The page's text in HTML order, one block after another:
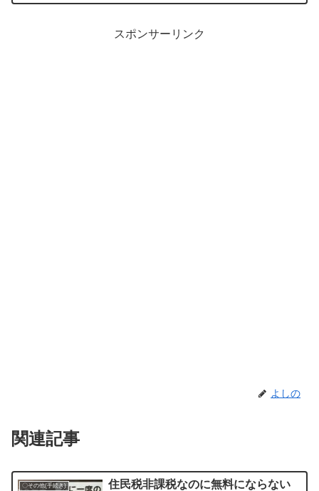
スポンサーリンク
よしの
関連記事
〇その他(手続き)
住民税非課税なのに無料にならない